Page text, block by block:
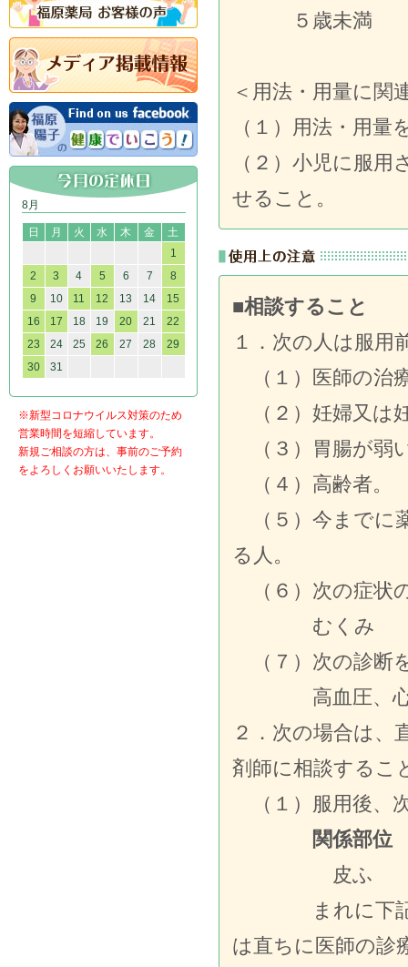
５歳未満
＜用法・用量に関
（１）用法・用量
（２）小児に服
せること。
■相談すること
１．次の人は服用
（１）医師の治
（２）妊婦又は
（３）胃腸が弱
（４）高齢者。
（５）今までに
る人。
（６）次の症状
むくみ
（７）次の診断
高血圧、心
２．次の場合は、
剤師に相談するこ
（１）服用後、
関係
皮ふ 発疹
まれに下記の
は直ちに医師の診
8月
日 月 火 水 木 金
土
1
2
3 4 5 6 7
8
9
10 11 12 13 14
15
16
17 18 19 20 21
22
23
24 25 26 27 28
29
30
31
※新型コロナウイルス対策のため
営業時間を短縮しています。
新規ご相談の方は、事前のご予約
をよろしくお願いいたします。